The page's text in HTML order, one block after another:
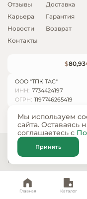
Главная Каталог
Отзывы
Карьера
Новости
Контакты
Доставка
Гарантия
Возврат
$80,93
ООО "ТПК ТАС"
ИНН: 7734424197
ОГРН: 1197746265419
© ООО «ТПК ТАС» 2024 —
Карта сайта
Политика
Мы используем
сайта. Оставаясь
соглашаетесь с
Принять